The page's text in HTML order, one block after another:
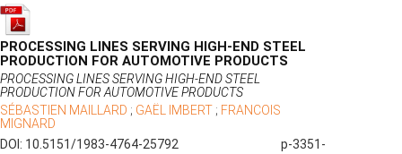
PROCESSING LINES SERVING HIGH-END STEEL
PRODUCTION FOR AUTOMOTIVE PRODUCTS
PROCESSING LINES SERVING HIGH-END STEEL
PRODUCTION FOR AUTOMOTIVE PRODUCTS
SÉBASTIEN MAILLARD ; GAËL IMBERT ; FRANCOIS
MIGNARD
DOI: 10.5151/1983-4764-25792
p-3351-